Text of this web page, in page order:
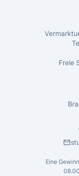
Freie
mail
Eine